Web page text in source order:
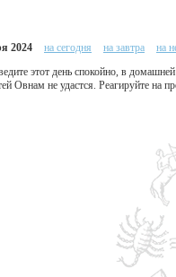
2024 на сегодня на завтра на
этот день спокойно, в
Овнам не удастся. Реагируйте на